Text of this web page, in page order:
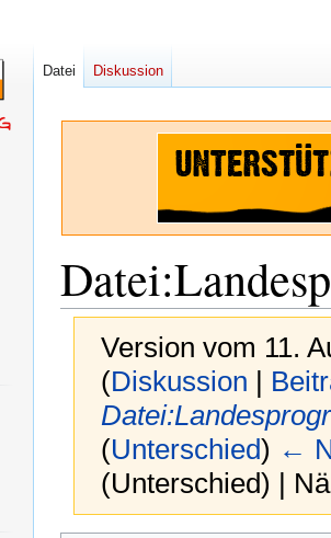
Datei:
Version vom 11.
(Diskussion |
(Unterschied) ←
(Unterschied) |
Datei Diskussion